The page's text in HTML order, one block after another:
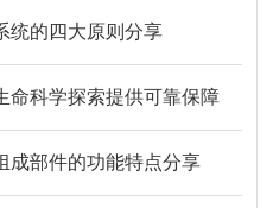
统的四大原则分享
命科学探索提供可靠保障
成部件的功能特点分享